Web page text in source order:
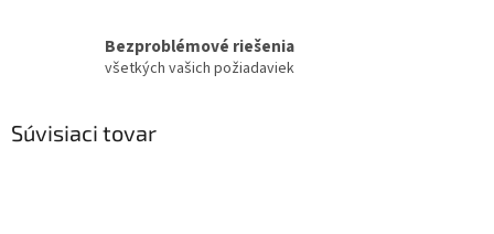
Bezproblémové riešenia
všetkých vašich požiadaviek
Súvisiaci tovar